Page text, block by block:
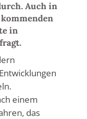
Auch in
in
einem
das